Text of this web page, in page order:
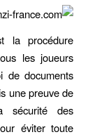
la procédure
les joueurs
de documents
une preuve de
sécurité des
éviter toute